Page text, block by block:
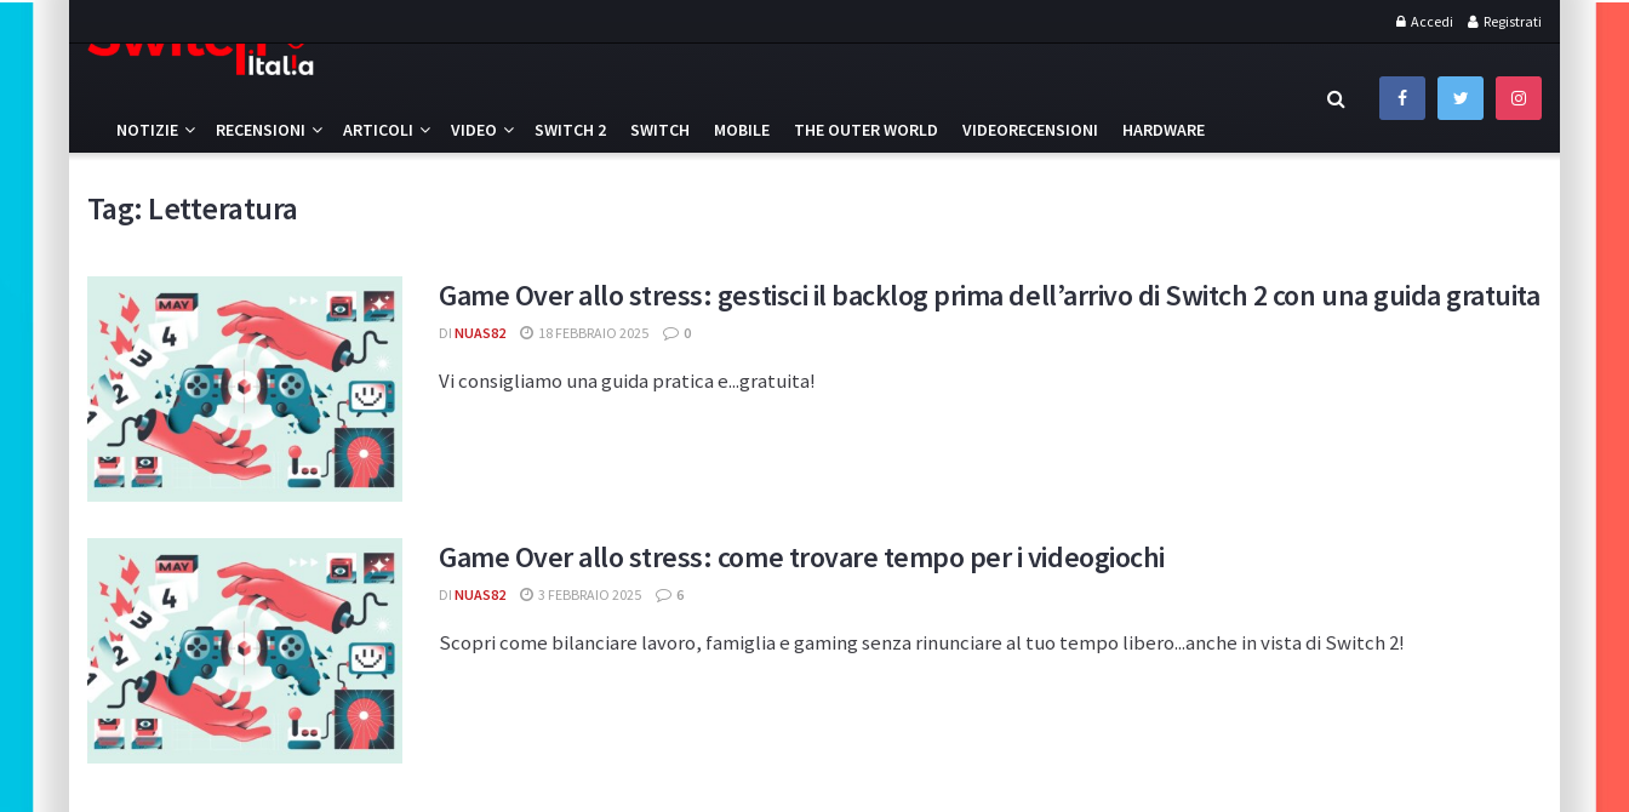
Accedi Registrati
NOTIZIE RECENSIONI ARTICOLI VIDEO SWITCH 2 SWITCH MOBILE THE OUTER WORLD VIDEORECENSIONI HARDWARE
Tag: Letteratura
Game Over allo stress: gestisci il backlog prima dell’arrivo di Switch 2 con una guida gratuita
DI NUAS82 18 FEBBRAIO 2025 0
Vi consigliamo una guida pratica e...gratuita!
Game Over allo stress: come trovare tempo per i videogiochi
DI NUAS82 3 FEBBRAIO 2025 6
Scopri come bilanciare lavoro, famiglia e gaming senza rinunciare al tuo tempo libero...anche in vista di Switch 2!